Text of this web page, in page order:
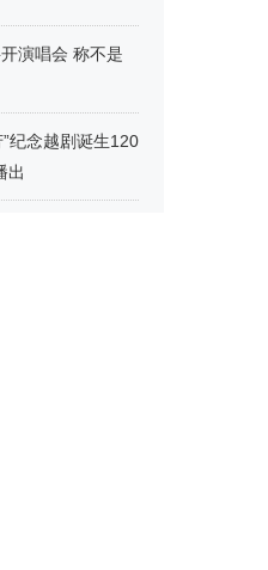
演唱会 称不是
纪念越剧诞生120
出